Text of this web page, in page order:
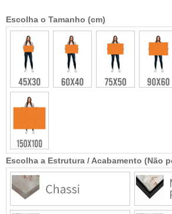
Escolha a Estrutura / Acabamento (Não
Escolha o Tamanho (cm)